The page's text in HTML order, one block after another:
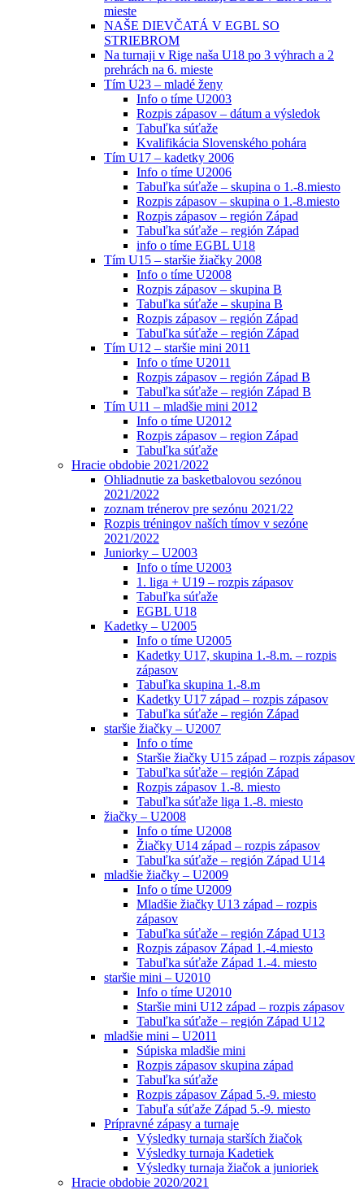
mieste
NAŠE DIEVČATÁ V EGBL SO
STRIEBROM
Na turnaji v Rige naša U18 po 3 výhrach a 2
prehrách na 6. mieste
Tím U23 – mladé ženy
Info o tíme U2003
Rozpis zápasov – dátum a výsledok
Tabuľka súťaže
Kvalifikácia Slovenského pohára
Tím U17 – kadetky 2006
Info o tíme U2006
Tabuľka súťaže – skupina o 1.-8.miesto
Rozpis zápasov – skupina o 1.-8.miesto
Rozpis zápasov – región Západ
Tabuľka súťaže – región Západ
info o tíme EGBL U18
Tím U15 – staršie žiačky 2008
Info o tíme U2008
Rozpis zápasov – skupina B
Tabuľka súťaže – skupina B
Rozpis zápasov – región Západ
Tabuľka súťaže – región Západ
Tím U12 – staršie mini 2011
Info o tíme U2011
Rozpis zápasov – región Západ B
Tabuľka súťaže – región Západ B
Tím U11 – mladšie mini 2012
Info o tíme U2012
Rozpis zápasov – region Západ
Tabuľka súťaže
Hracie obdobie 2021/2022
Ohliadnutie za basketbalovou sezónou
2021/2022
zoznam trénerov pre sezónu 2021/22
Rozpis tréningov naších tímov v sezóne
2021/2022
Juniorky – U2003
Info o tíme U2003
1. liga + U19 – rozpis zápasov
Tabuľka súťaže
EGBL U18
Kadetky – U2005
Info o tíme U2005
Kadetky U17, skupina 1.-8.m. – rozpis
zápasov
Tabuľka skupina 1.-8.m
Kadetky U17 západ – rozpis zápasov
Tabuľka súťaže – región Západ
staršie žiačky – U2007
Info o tíme
Staršie žiačky U15 západ – rozpis zápasov
Tabuľka súťaže – región Západ
Rozpis zápasov 1.-8. miesto
Tabuľka súťaže liga 1.-8. miesto
žiačky – U2008
Info o tíme U2008
Žiačky U14 západ – rozpis zápasov
Tabuľka súťaže – región Západ U14
mladšie žiačky – U2009
Info o tíme U2009
Mladšie žiačky U13 západ – rozpis
zápasov
Tabuľka súťaže – región Západ U13
Rozpis zápasov Západ 1.-4.miesto
Tabuľka súťaže Západ 1.-4. miesto
staršie mini – U2010
Info o tíme U2010
Staršie mini U12 západ – rozpis zápasov
Tabuľka súťaže – región Západ U12
mladšie mini – U2011
Súpiska mladšie mini
Rozpis zápasov skupina západ
Tabuľka súťaže
Rozpis zápasov Západ 5.-9. miesto
Tabuľa súťaže Západ 5.-9. miesto
Prípravné zápasy a turnaje
Výsledky turnaja starších žiačok
Výsledky turnaja Kadetiek
Výsledky turnaja žiačok a junioriek
Hracie obdobie 2020/2021